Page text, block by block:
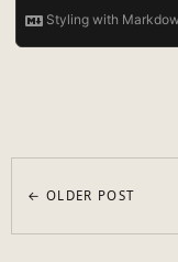
← OLDER POST